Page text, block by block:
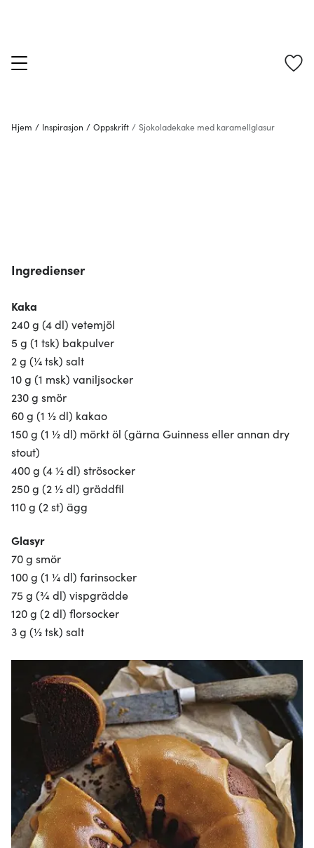
Hjem / Inspirasjon / Oppskrift / Sjokoladekake med karamellglasur
Ingredienser
Kaka
240 g (4 dl) vetemjöl
5 g (1 tsk) bakpulver
2 g (¼ tsk) salt
10 g (1 msk) vaniljsocker
230 g smör
60 g (1 ½ dl) kakao
150 g (1 ½ dl) mörkt öl (gärna Guinness eller annan dry
stout)
400 g (4 ½ dl) strösocker
250 g (2 ½ dl) gräddfil
110 g (2 st) ägg
Glasyr
70 g smör
100 g (1 ¼ dl) farinsocker
75 g (¾ dl) vispgrädde
120 g (2 dl) florsocker
3 g (½ tsk) salt